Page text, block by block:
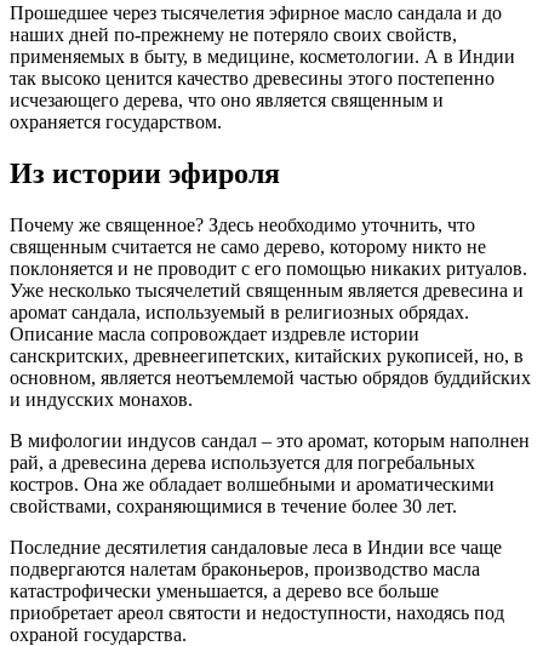
Прошедшее через тысячелетия эфирное масло сандала и до
наших дней по-прежнему не потеряло своих свойств,
применяемых в быту, в медицине, косметологии. А в Индии
так высоко ценится качество древесины этого постепенно
исчезающего дерева, что оно является священным и
охраняется государством.
Из истории эфироля
Почему же священное? Здесь необходимо уточнить, что
священным считается не само дерево, которому никто не
поклоняется и не проводит с его помощью никаких ритуалов.
Уже несколько тысячелетий священным является древесина и
аромат сандала, используемый в религиозных обрядах.
Описание масла сопровождает издревле истории
санскритских, древнеегипетских, китайских рукописей, но, в
основном, является неотъемлемой частью обрядов буддийских
и индусских монахов.
В мифологии индусов сандал – это аромат, которым наполнен
рай, а древесина дерева используется для погребальных
костров. Она же обладает волшебными и ароматическими
свойствами, сохраняющимися в течение более 30 лет.
Последние десятилетия сандаловые леса в Индии все чаще
подвергаются налетам браконьеров, производство масла
катастрофически уменьшается, а дерево все больше
приобретает ареол святости и недоступности, находясь под
охраной государства.